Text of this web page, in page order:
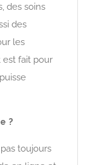
des soins
des
les
est fait pour
?
toujours